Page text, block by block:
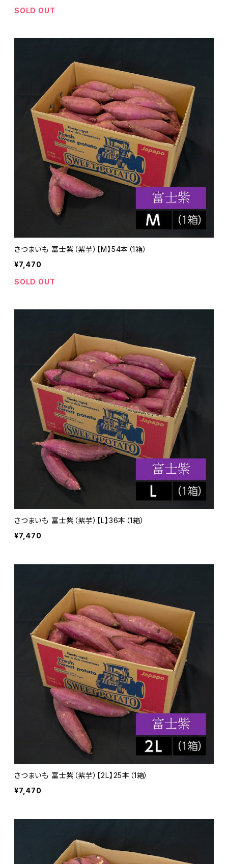
SOLD OUT
さつまいも 富士紫（紫芋）【M】54本（1箱）
¥7,470
SOLD OUT
さつまいも 富士紫（紫芋）【L】36本（1箱）
¥7,470
さつまいも 富士紫（紫芋）【2L】25本（1箱）
¥7,470